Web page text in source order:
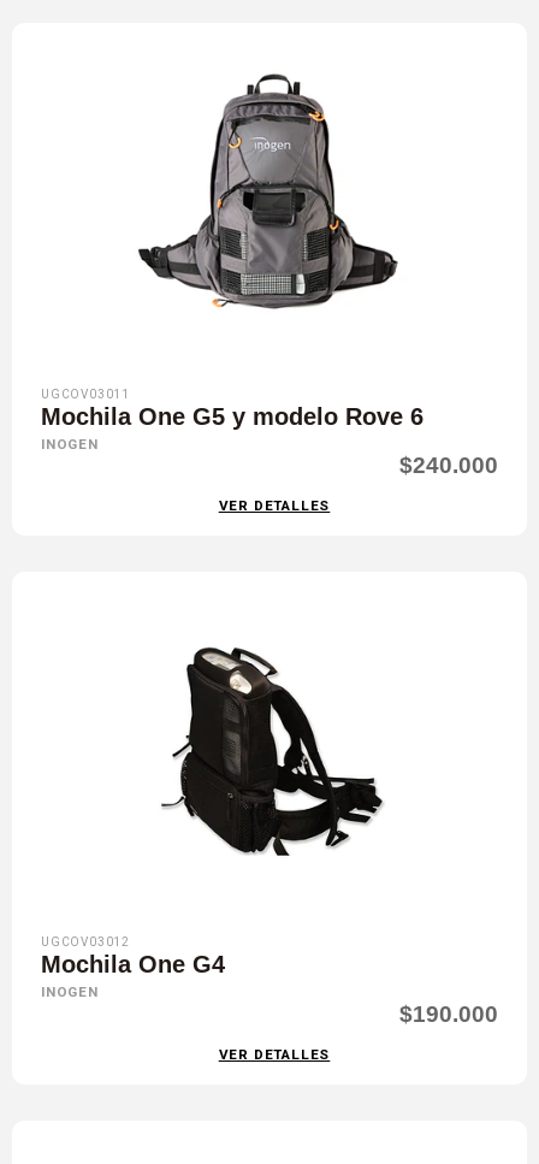
UGCOV03011
Mochila One G5 y modelo Rove 6
INOGEN
$240.000
VER DETALLES
UGCOV03012
Mochila One G4
INOGEN
$190.000
VER DETALLES